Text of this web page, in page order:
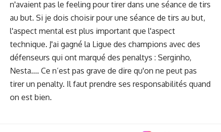
n'avaient pas le feeling pour tirer dans une séance de tirs
au but. Si je dois choisir pour une séance de tirs au but,
l'aspect mental est plus important que l'aspect
technique. J'ai gagné la Ligue des champions avec des
défenseurs qui ont marqué des penaltys : Serginho,
Nesta.... Ce n’est pas grave de dire qu'on ne peut pas
tirer un penalty. Il faut prendre ses responsabilités quand
on est bien.